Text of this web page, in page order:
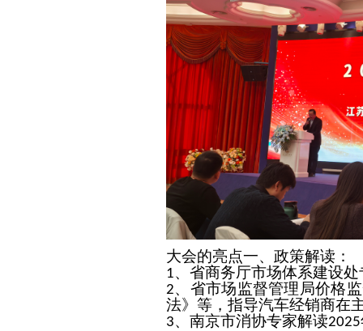
大会的亮点一、政策解读：
1、省商务厅市场体系建设
2、省市场监督管理局价格
法》等，指导汽车经销商在
3、南京市消协专家解读2025